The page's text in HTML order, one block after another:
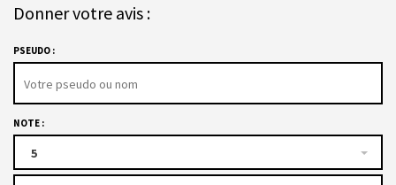
Donner votre avis :
PSEUDO :
NOTE :
5